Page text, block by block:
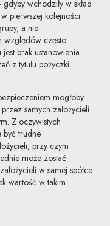
wchodziły w skład
pierwszej kolejności
a nie
względów często
brak ustanowienia
z tytułu pożyczki
mogłoby
samych założycieli
Z oczywistych
być trudne
przy czym
może zostać
w samej spółce
wartość w takim